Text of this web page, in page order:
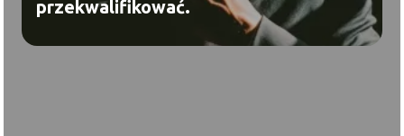
przekwalifikować.